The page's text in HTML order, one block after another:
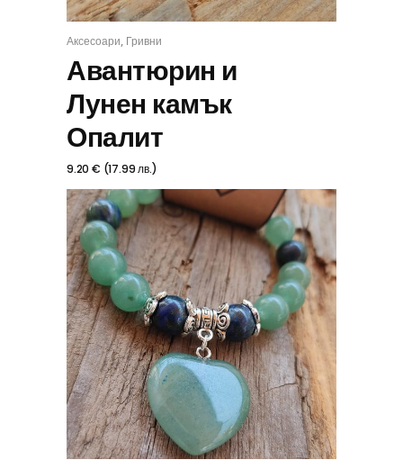
КУПИ
Аксесоари, Гривни
Авантюрин и
Лунен камък
Опалит
9.20 € (17.99лв.)